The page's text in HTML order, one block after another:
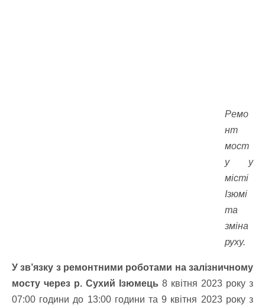
Ремо
нт
мост
у у
місті
Ізюмі
та
зміна
руху.
У зв’язку з ремонтними роботами на залізничному
мосту через р. Сухий Ізюмець 8 квітня 2023 року з
07:00 години до 13:00 години та 9 квітня 2023 року з